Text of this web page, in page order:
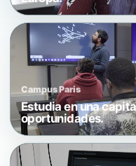
Campus Paris
Estudia en una
oportunidades.